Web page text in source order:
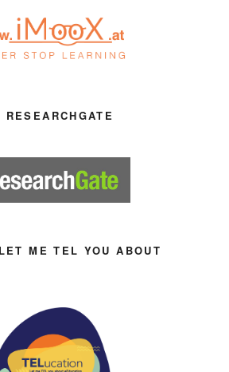
ME TEL YOU ABOUT